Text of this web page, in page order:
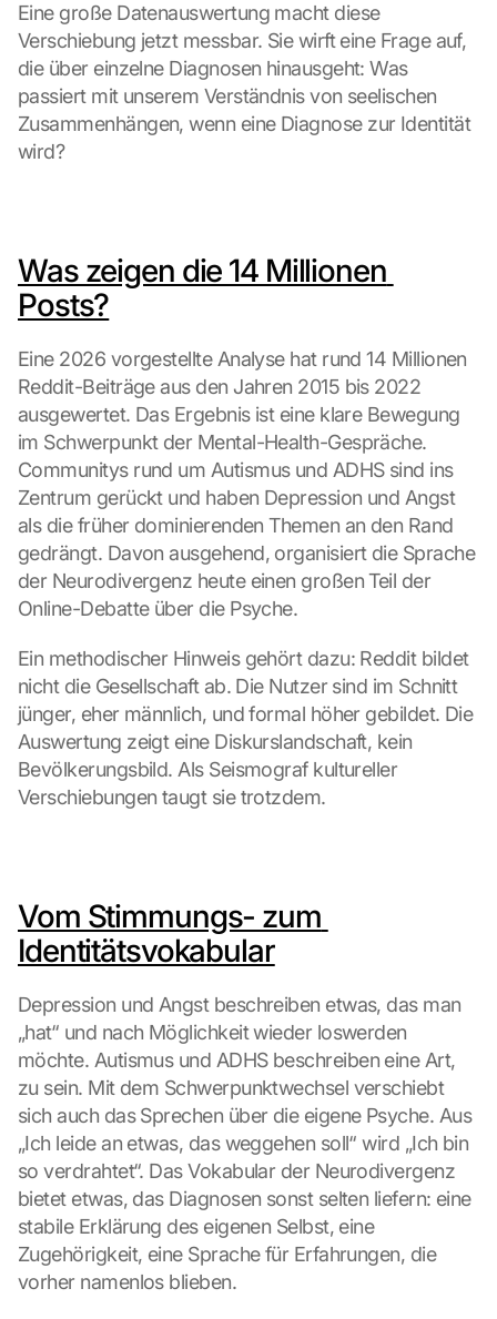
Eine große Datenauswertung macht diese
Verschiebung jetzt messbar. Sie wirft eine Frage auf,
die über einzelne Diagnosen hinausgeht: Was
passiert mit unserem Verständnis von seelischen
Zusammenhängen, wenn eine Diagnose zur Identität
wird?
Was zeigen die 14 Millionen
Posts?
Eine 2026 vorgestellte Analyse hat rund 14 Millionen
Reddit-Beiträge aus den Jahren 2015 bis 2022
ausgewertet. Das Ergebnis ist eine klare Bewegung
im Schwerpunkt der Mental-Health-Gespräche.
Communitys rund um Autismus und ADHS sind ins
Zentrum gerückt und haben Depression und Angst
als die früher dominierenden Themen an den Rand
gedrängt. Davon ausgehend, organisiert die Sprache
der Neurodivergenz heute einen großen Teil der
Online-Debatte über die Psyche.
Ein methodischer Hinweis gehört dazu: Reddit bildet
nicht die Gesellschaft ab. Die Nutzer sind im Schnitt
jünger, eher männlich, und formal höher gebildet. Die
Auswertung zeigt eine Diskurslandschaft, kein
Bevölkerungsbild. Als Seismograf kultureller
Verschiebungen taugt sie trotzdem.
Vom Stimmungs- zum
Identitätsvokabular
Depression und Angst beschreiben etwas, das man
„hat“ und nach Möglichkeit wieder loswerden
möchte. Autismus und ADHS beschreiben eine Art,
zu sein. Mit dem Schwerpunktwechsel verschiebt
sich auch das Sprechen über die eigene Psyche. Aus
„Ich leide an etwas, das weggehen soll“ wird „Ich bin
so verdrahtet“. Das Vokabular der Neurodivergenz
bietet etwas, das Diagnosen sonst selten liefern: eine
stabile Erklärung des eigenen Selbst, eine
Zugehörigkeit, eine Sprache für Erfahrungen, die
vorher namenlos blieben.